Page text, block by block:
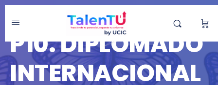
DIPLOMADO
P10. DIPLOMADO
INTERNACIONAL